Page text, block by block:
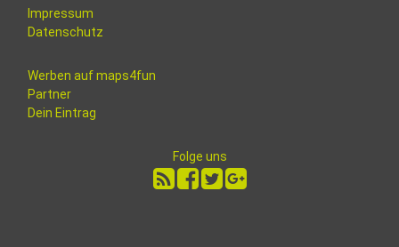
Impressum
Datenschutz
Werben auf maps4fun
Partner
Dein Eintrag
Folge uns